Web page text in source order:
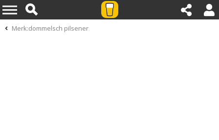
Merk:dommelsch pilsener